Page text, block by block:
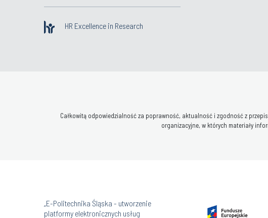
HR Excellence in Research
Całkowitą odpowiedzialność za poprawność, aktualność i zgodność z
organizacyjne, w których materiały
„E-Politechnika Śląska - utworzenie
platformy elektronicznych usług